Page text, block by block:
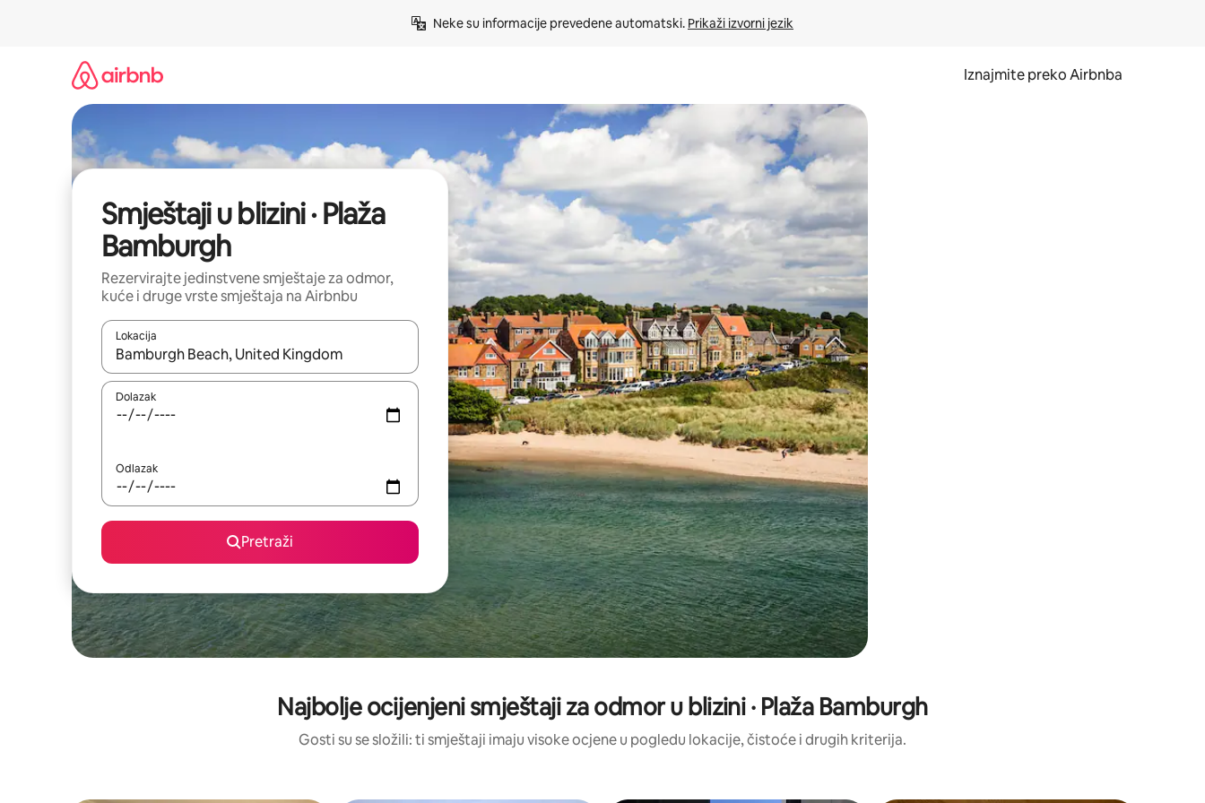
Neke su informacije prevedene automatski. Prikaži izvorni jezik
Iznajmite preko Airbnba
Smještaji u blizini · Plaža
Bamburgh
Rezervirajte jedinstvene smještaje za odmor,
kuće i druge vrste smještaja na Airbnbu
Lokacija
Kada budu dostupni rezultati, moći ćete ih pregledati koristeći se strelicama prema gore i prema dolje, kao i dodirom ili prelaskom prstom po zaslonu.
Dolazak
Odlazak
Pretraži
Najbolje ocijenjeni smještaji za odmor u blizini · Plaža Bamburgh
Gosti su se složili: ti smještaji imaju visoke ocjene u pogledu lokacije, čistoće i drugih kriterija.